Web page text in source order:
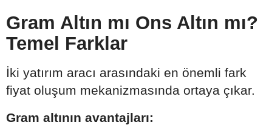
Gram Altın mı Ons Altın mı?
Temel Farklar
İki yatırım aracı arasındaki en önemli fark
fiyat oluşum mekanizmasında ortaya çıkar.
Gram altının avantajları: